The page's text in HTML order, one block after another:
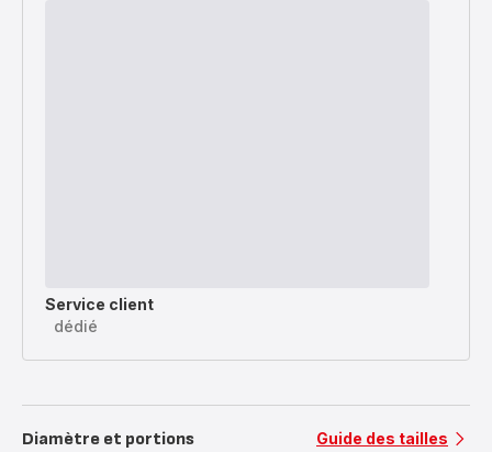
Service client
dédié
Diamètre et portions Guide des tailles